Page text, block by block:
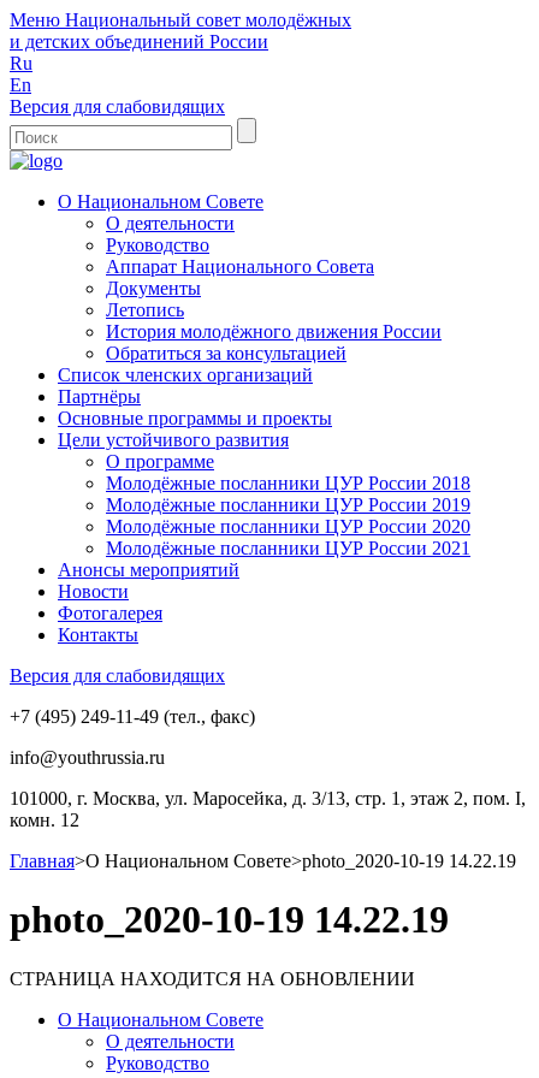
Меню Национальный совет молодёжных
и детских объединений России
Ru
En
Версия для слабовидящих
О Национальном Совете
О деятельности
Руководство
Аппарат Национального Совета
Документы
Летопись
История молодёжного движения России
Обратиться за консультацией
Список членских организаций
Партнёры
Основные программы и проекты
Цели устойчивого развития
О программе
Молодёжные посланники ЦУР России 2018
Молодёжные посланники ЦУР России 2019
Молодёжные посланники ЦУР России 2020
Молодёжные посланники ЦУР России 2021
Анонсы мероприятий
Новости
Фотогалерея
Контакты
Версия для слабовидящих
+7 (495) 249-11-49 (тел., факс)
info@youthrussia.ru
101000, г. Москва, ул. Маросейка, д. 3/13, стр. 1, этаж 2, пом. I,
комн. 12
Главная>О Национальном Совете>photo_2020-10-19 14.22.19
photo_2020-10-19 14.22.19
СТРАНИЦА НАХОДИТСЯ НА ОБНОВЛЕНИИ
О Национальном Совете
О деятельности
Руководство